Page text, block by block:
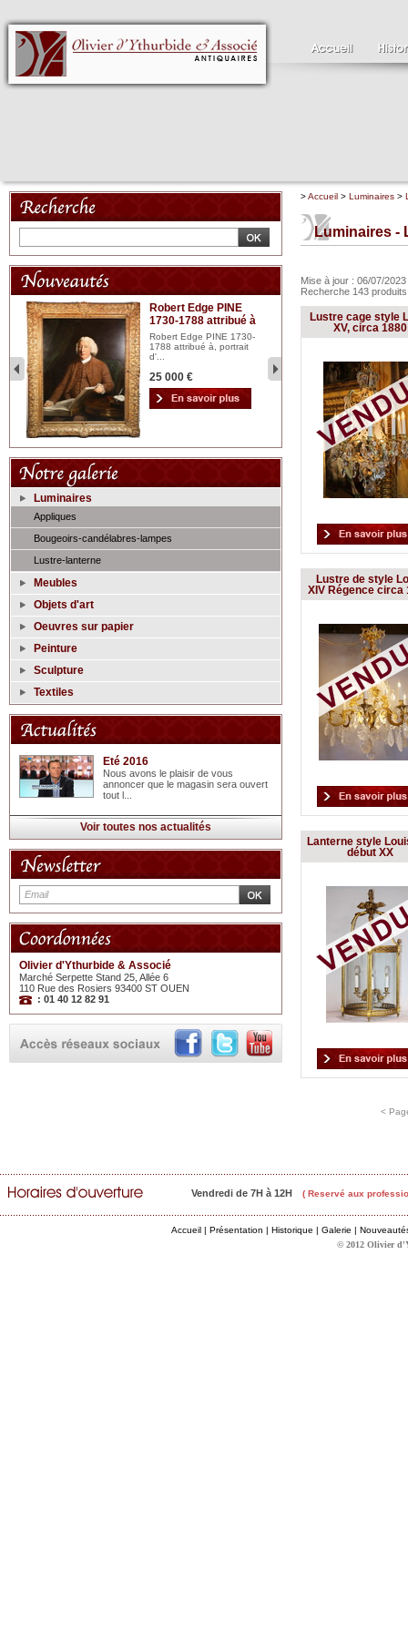
Robert Edge PINE
1730-1788 attribué à
Robert Edge PINE 1730-
1788 attribué à, portrait
d'...
25 000 € 2
Luminaires
Appliques
Bougeoirs-candélabres-lampes
Lustre-lanterne
Meubles
Objets d'art
Oeuvres sur papier
Peinture
Sculpture
Textiles
Eté 2016
Nous avons le plaisir de vous
annoncer que le magasin sera ouvert
tout l...
Voir toutes nos actualités
Olivier d'Ythurbide & Associé
Marché Serpette Stand 25, Allée 6
110 Rue des Rosiers 93400 ST OUEN
: 01 40 12 82 91
>Accueil > Luminaires >
Luminaires -
Mise à jour : 06/07/
Recherche 143
Lustre cage style
XV, circa 1880
Lustre de style
XIV Régence circa
Lanterne style
début XX
<
Vendredi de 7H à 12H ( Reservé aux
Accueil | Présentation | Historique | Galerie |
© 2012 Olivier